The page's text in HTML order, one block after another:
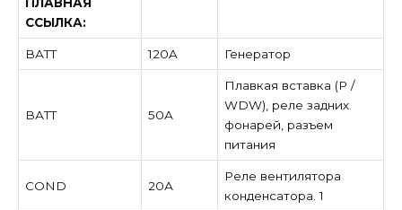
ССЫЛКА:
ВАТТ 120A Генератор
ВАТТ 50А
Плавкая вставка (P /
WDW), реле задних
фонарей, разъем
питания
COND 20А
Реле вентилятора
конденсатора. 1